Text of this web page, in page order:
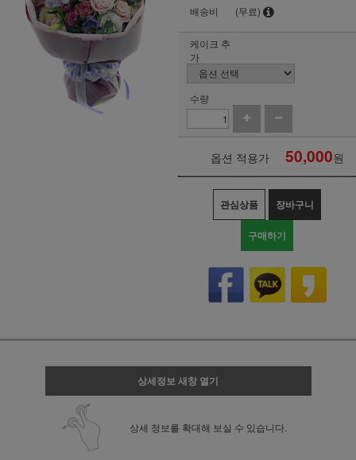
배송비
(무료)
케이크 추
가
수량
옵션 적용가 50,000원
관심상품 장바구니
구매하기
상세정보 새창 열기
상세 정보를 확대해 보실 수 있습니다.